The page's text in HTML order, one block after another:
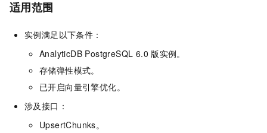
适用范围
实例满足以下条件：
AnalyticDB PostgreSQL 6.0 版实例。
存储弹性模式。
已开启向量引擎优化。
涉及接口：
UpsertChunks。